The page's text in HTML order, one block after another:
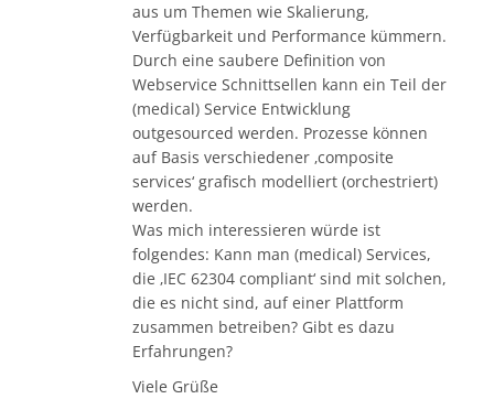
aus um Themen wie Skalierung,
Verfügbarkeit und Performance kümmern.
Durch eine saubere Definition von
Webservice Schnittsellen kann ein Teil der
(medical) Service Entwicklung
outgesourced werden. Prozesse können
auf Basis verschiedener ‚composite
services‘ grafisch modelliert (orchestriert)
werden.
Was mich interessieren würde ist
folgendes: Kann man (medical) Services,
die ‚IEC 62304 compliant‘ sind mit solchen,
die es nicht sind, auf einer Plattform
zusammen betreiben? Gibt es dazu
Erfahrungen?
Viele Grüße